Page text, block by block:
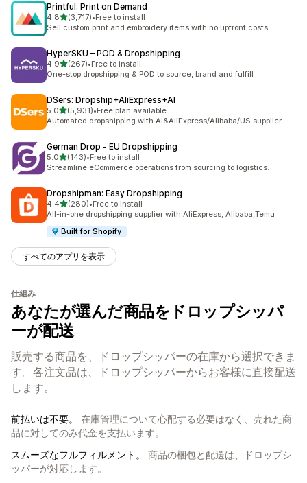
Printful: Print on Demand
4.85つ星中
(3,717)
合計レビュー数：3717件
•Free to install
Sell custom print and embroidery items with no upfront costs
HyperSKU – POD & Dropshipping
4.95つ星中
(267)
合計レビュー数：267件
•Free to install
One-stop dropshipping & POD to source, brand and fulfill
DSers: Dropship+AliExpress+AI
5.05つ星中
(5,931)
合計レビュー数：5931件
•Free plan available
Automated dropshipping with AI&AliExpress/Alibaba/US supplier
German Drop ‑ EU Dropshipping
5.05つ星中
(143)
合計レビュー数：143件
•Free to install
Streamline eCommerce operations from sourcing to logistics.
Dropshipman: Easy Dropshipping
4.45つ星中
(280)
合計レビュー数：280件
•Free to install
All-in-one dropshipping supplier with AliExpress, Alibaba,Temu
Built for Shopify
すべてのアプリを表示
仕組み
あなたが選んだ商品をドロップシッパ
ーが配送
販売する商品を、ドロップシッパーの在庫から選択できま
す。各注文品は、ドロップシッパーからお客様に直接配送
します。
前払いは不要。
在庫管理について心配する必要はなく、売れた商
品に対してのみ代金を支払います。
スムーズなフルフィルメント。
商品の梱包と配送は、ドロップシ
ッパーが対応します。